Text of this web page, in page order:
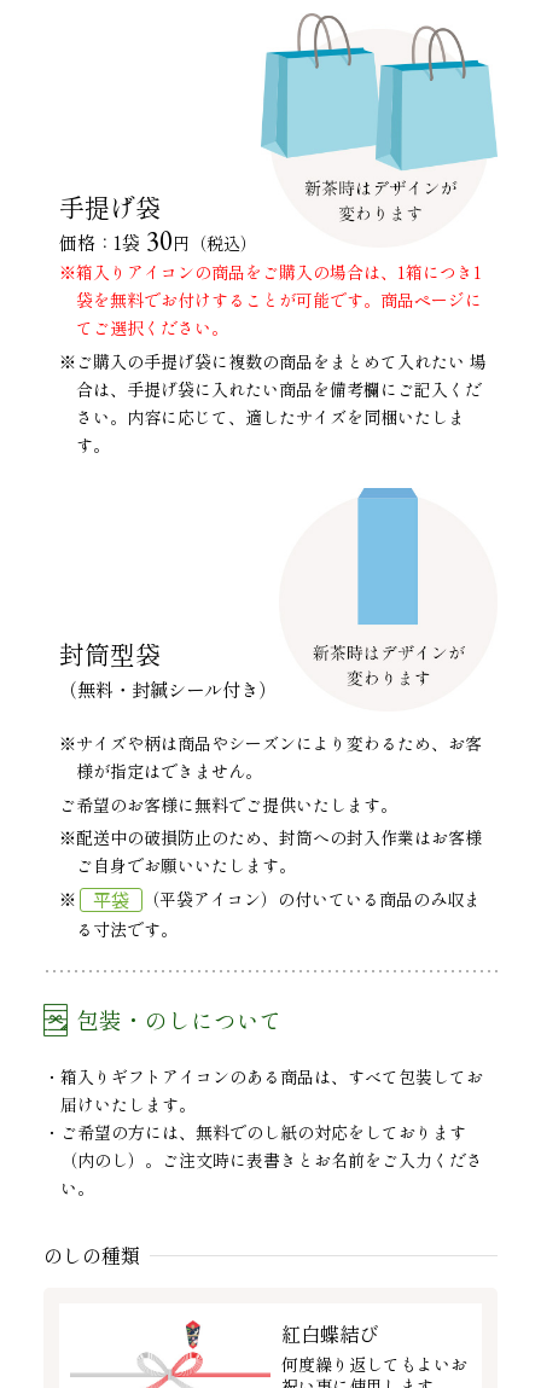
手提げ袋
価格：1袋 30円（税込）
※箱入りアイコンの商品をご購入の場合は、1箱につき1
袋を無料でお付けすることが可能です。商品ページに
てご選択ください。
※ご購入の手提げ袋に複数の商品をまとめて入れたい 場
合は、手提げ袋に入れたい商品を備考欄にご記入くだ
さい。内容に応じて、適したサイズを同梱いたしま
す。
封筒型袋
（無料・封緘シール付き）
※サイズや柄は商品やシーズンにより変わるため、お客
様が指定はできません。
ご希望のお客様に無料でご提供いたします。
※配送中の破損防止のため、封筒への封入作業はお客様
ご自身でお願いいたします。
※
平袋
（平袋アイコン）の付いている商品のみ収ま
る寸法です。
包装・のしについて
箱入りギフトアイコンのある商品は、すべて包装してお
届けいたします。
ご希望の方には、無料でのし紙の対応をしております
（内のし）。ご注文時に表書きとお名前をご入力くださ
い。
のしの種類
紅白蝶結び
何度繰り返してもよいお